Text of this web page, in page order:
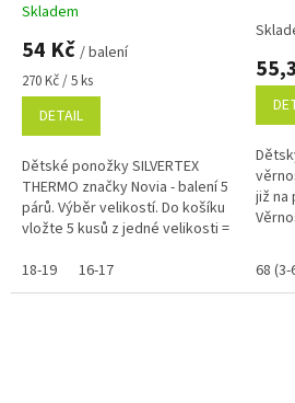
Průměrné
hodnocení
produktu
je
5,0
5
hvězdiček.
Skladem
54 Kč / balení
Měrná
cena:
270 Kč / 5 ks
DETAIL
Dětské ponožky SILVERTEX
THERMO značky Novia - balení 5
párů. Výběr velikostí. Do košíku
vložte 5 kusů z jedné velikosti =
18-19
16-17
již na
68 (3-